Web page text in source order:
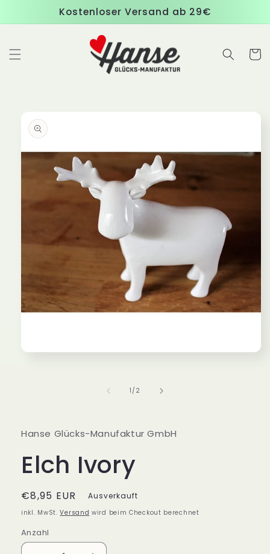
Inhalt
Kostenloser Versand ab 29€
1 /von
2
Hanse Glücks-Manufaktur GmbH
Elch Ivory
Normaler
Preis
€8,95 EUR Ausverkauft
inkl. MwSt.Versand wird beim Checkout berechnet
Anzahl